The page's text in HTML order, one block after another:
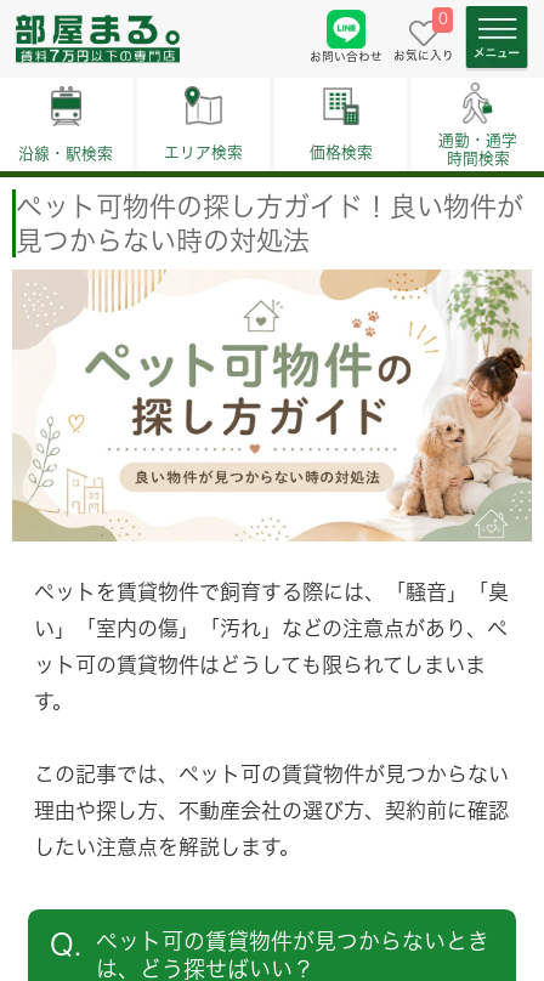
お問い合わせ
0
お気に入り
沿線・駅検索 エリア検索 価格検索
通勤・通学
時間検索
ペット可物件の探し方ガイド！良い物件が
見つからない時の対処法
ペットを賃貸物件で飼育する際には、「騒音」「臭
い」「室内の傷」「汚れ」などの注意点があり、ペ
ット可の賃貸物件はどうしても限られてしまいま
す。
この記事では、ペット可の賃貸物件が見つからない
理由や探し方、不動産会社の選び方、契約前に確認
したい注意点を解説します。
Q.
ペット可の賃貸物件が見つからないとき
は、どう探せばいい？